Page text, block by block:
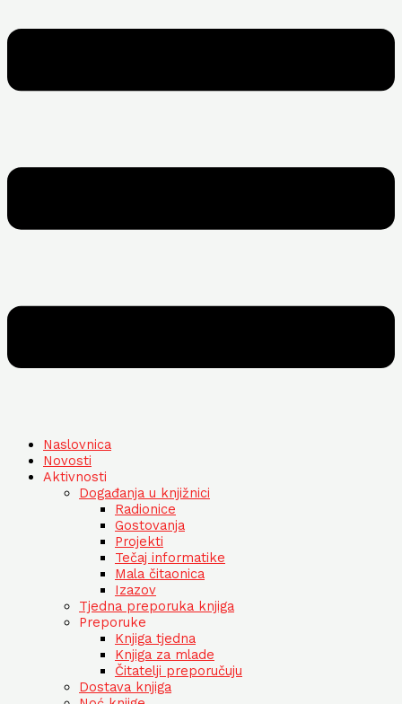
Naslovnica
Novosti
Aktivnosti
Događanja u knjižnici
Radionice
Gostovanja
Projekti
Tečaj informatike
Mala čitaonica
Izazov
Tjedna preporuka knjiga
Preporuke
Knjiga tjedna
Knjiga za mlade
Čitatelji preporučuju
Dostava knjiga